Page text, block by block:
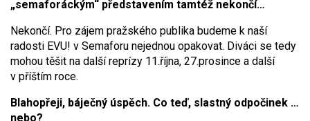
„semaforáckým“ představením tamtéž nekončí…
Nekončí. Pro zájem pražského publika budeme k naší
radosti EVU! v Semaforu nejednou opakovat. Diváci se tedy
mohou těšit na další reprízy 11.října, 27.prosince a další
v příštím roce.
Blahopřeji, báječný úspěch. Co teď, slastný odpočinek …
nebo?